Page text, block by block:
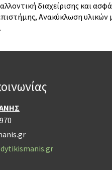
διαχείρισης και
Ανακύκλωση